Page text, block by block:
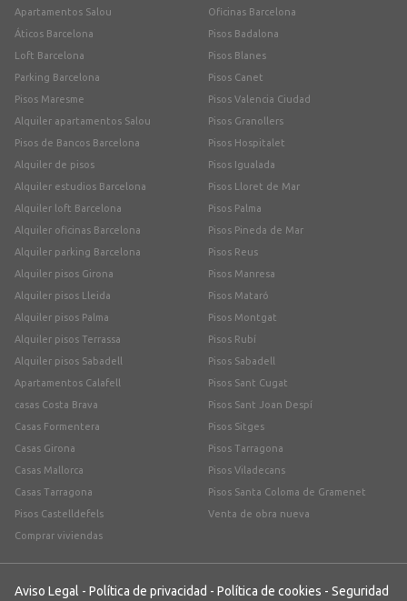
Apartamentos Salou
Áticos Barcelona
Loft Barcelona
Parking Barcelona
Pisos Maresme
Alquiler apartamentos Salou
Pisos de Bancos Barcelona
Alquiler de pisos
Alquiler estudios Barcelona
Alquiler loft Barcelona
Alquiler oficinas Barcelona
Alquiler parking Barcelona
Alquiler pisos Girona
Alquiler pisos Lleida
Alquiler pisos Palma
Alquiler pisos Terrassa
Alquiler pisos Sabadell
Apartamentos Calafell
casas Costa Brava
Casas Formentera
Casas Girona
Casas Mallorca
Casas Tarragona
Pisos Castelldefels
Comprar viviendas
Oficinas Barcelona
Pisos Badalona
Pisos Blanes
Pisos Canet
Pisos Valencia Ciudad
Pisos Granollers
Pisos Hospitalet
Pisos Igualada
Pisos Lloret de Mar
Pisos Palma
Pisos Pineda de Mar
Pisos Reus
Pisos Manresa
Pisos Mataró
Pisos Montgat
Pisos Rubí
Pisos Sabadell
Pisos Sant Cugat
Pisos Sant Joan Despí
Pisos Sitges
Pisos Tarragona
Pisos Viladecans
Pisos Santa Coloma de Gramenet
Venta de obra nueva
Aviso Legal - Política de privacidad - Política de cookies - Seguridad